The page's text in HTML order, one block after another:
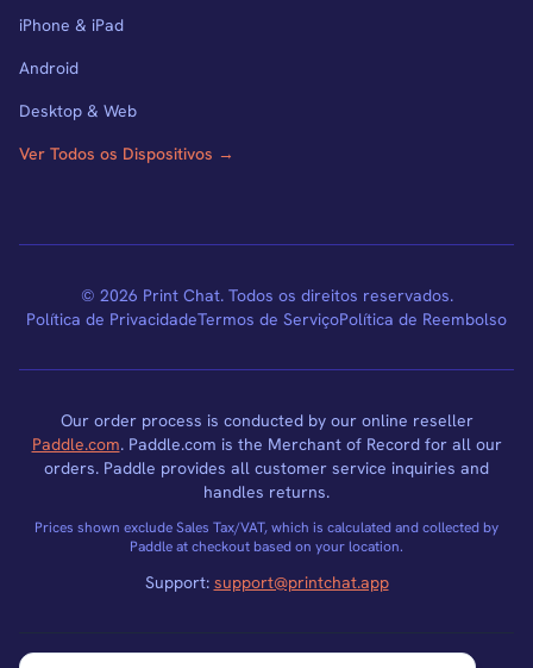
iPhone & iPad
Android
Desktop & Web
Ver Todos os Dispositivos →
© 2026 Print Chat. Todos os direitos reservados.
Política de PrivacidadeTermos de ServiçoPolítica de Reembolso
Our order process is conducted by our online reseller
Paddle.com. Paddle.com is the Merchant of Record for all our
orders. Paddle provides all customer service inquiries and
handles returns.
Prices shown exclude Sales Tax/VAT, which is calculated and collected by
Paddle at checkout based on your location.
Support: support@printchat.app